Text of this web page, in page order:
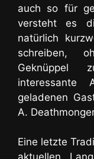
auch so für
versteht es
natürlich
schreiben,
Geknüppel
interessante
geladenen
A.
Eine letzte
aktuellen